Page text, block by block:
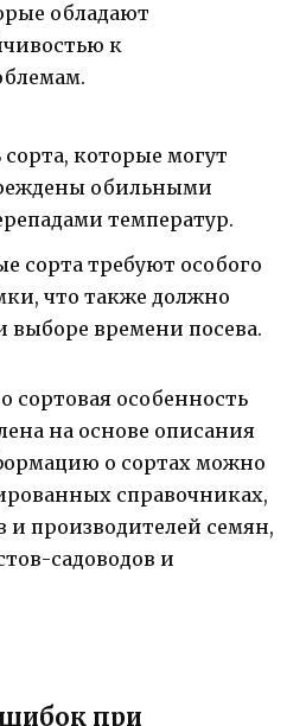
обладают
к
сорта, которые могут
обильными
температур.
сорта требуют особого
что также должно
выборе времени посева.
сортовая особенность
на основе описания
о сортах можно
справочниках,
и производителей семян,
садоводов и
при